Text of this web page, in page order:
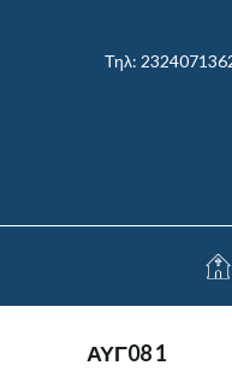
Τηλ:
ΑΥΓ08 1